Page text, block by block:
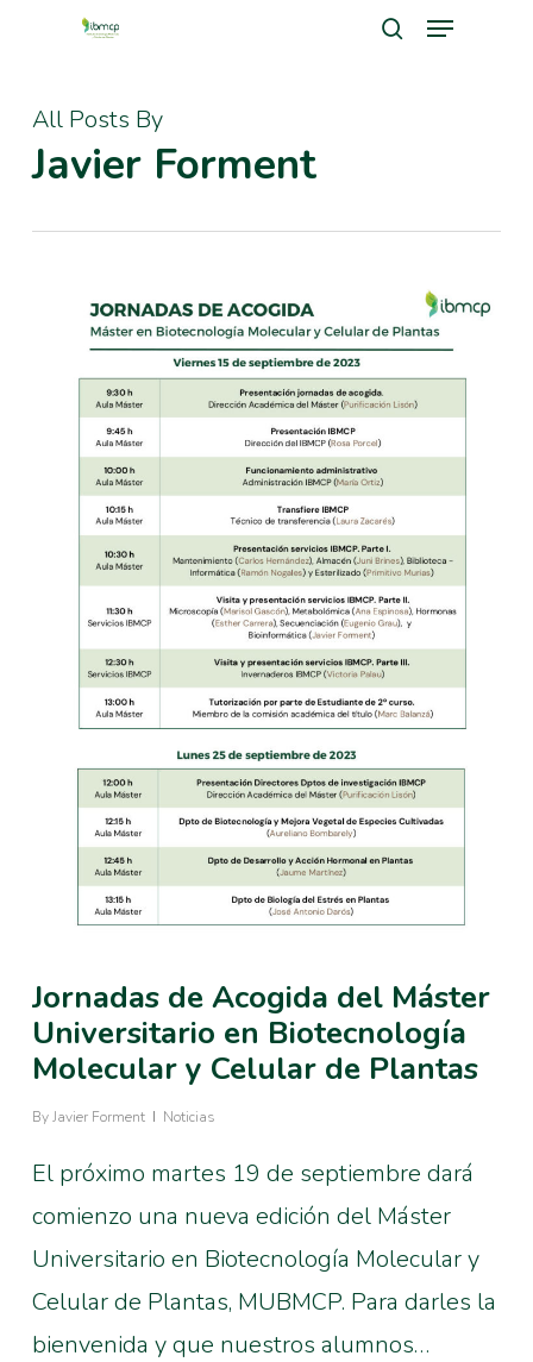
main
content
Menu
All Posts By
Javier Forment
Jornadas de Acogida del Máster
Universitario en Biotecnología
Molecular y Celular de Plantas
ByJavier Forment Noticias
El próximo martes 19 de septiembre dará
comienzo una nueva edición del Máster
Universitario en Biotecnología Molecular y
Celular de Plantas, MUBMCP. Para darles la
bienvenida y que nuestros alumnos…